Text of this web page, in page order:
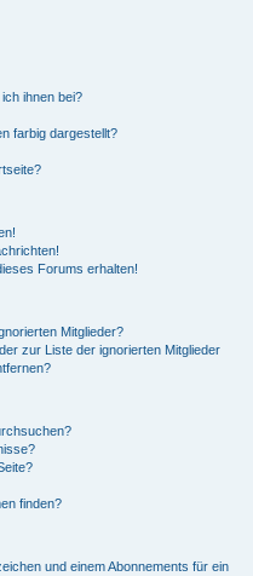
ihnen bei?
farbig dargestellt?
Forums erhalten!
Mitglieder?
zur Liste der ignorierten Mitglieder
finden?
und einem Abonnements für ein